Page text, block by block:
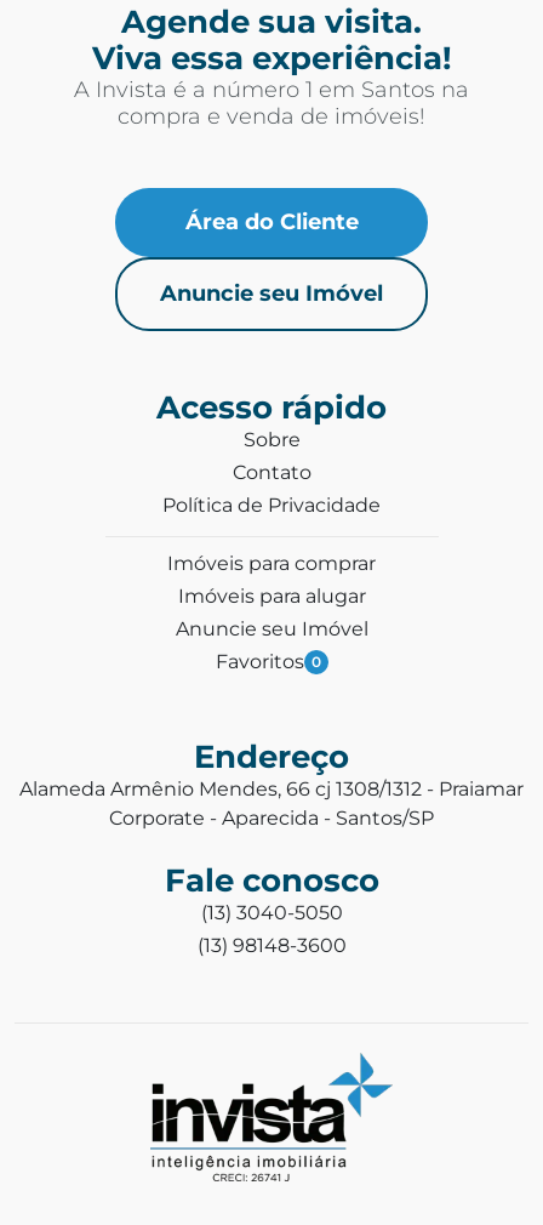
Agende sua visita.
Viva essa experiência!
A Invista é a número 1 em Santos na
compra e venda de imóveis!
Área do Cliente
Anuncie seu Imóvel
Acesso rápido
Sobre
Contato
Política de Privacidade
Imóveis para comprar
Imóveis para alugar
Anuncie seu Imóvel
Favoritos 0
Endereço
Alameda Armênio Mendes, 66 cj 1308/1312 - Praiamar
Corporate - Aparecida - Santos/SP
Fale conosco
(13) 3040-5050
(13) 98148-3600